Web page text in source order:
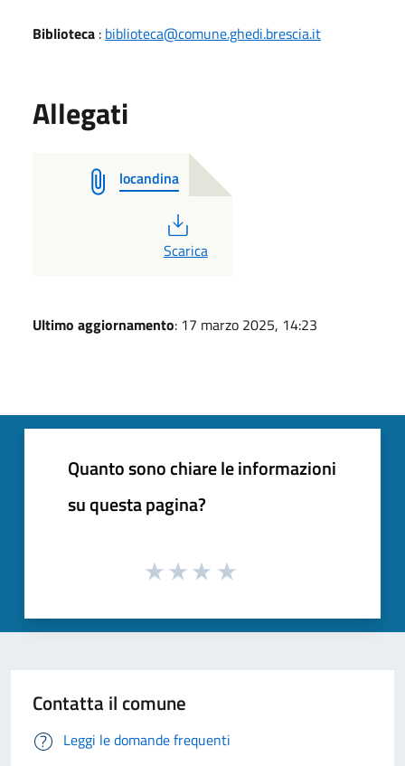
Biblioteca : biblioteca@comune.ghedi.brescia.it
Allegati
locandina
PDF
Scarica
Ultimo aggiornamento: 17 marzo 2025, 14:23
Quanto sono chiare le informazioni
su questa pagina?
Contatta il comune
Leggi le domande frequenti